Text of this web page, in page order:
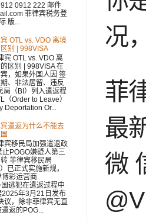
况
菲
最
微
0912 222 邮件
菲律宾税务登
版...
OTL vs. VDO 离境
别 | 998VISA
宾 OTL vs. VDO 离
区别 | 998VISA 在
，如果外国人因 签
、非法居留、违反
局（BI）列入遣返程
Order to Leave）
Deportation Or...
遣返为什么不能去
宾移民局加强遣返政
止POGO嫌疑人第三
菲律宾移民局
）已正式实施新规，
彩运营商
国逃犯在遣返过程中
年3月21日发布
议，除非菲律宾无直
遣返的POG...